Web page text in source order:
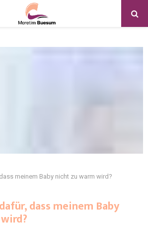
meinem Baby nicht zu warm wird?
dass meinem Baby